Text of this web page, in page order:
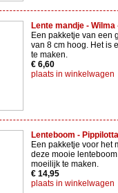
Lente mandje - Wilma
Een pakketje van een
van 8 cm hoog. Het is
te maken.
€ 6,60
plaats in winkelwagen
Lenteboom -
Een pakketje voor het
deze mooie
moeilijk te maken.
€ 14,95
plaats in winkelwagen